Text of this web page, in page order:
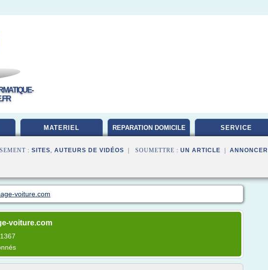
MATERIEL REPARATION DOMICILE SERVICE
: SITES, AUTEURS DE VIDÉOS | SOUMETTRE : UN ARTICLE ANNONCER
voiture.com
voiture.com